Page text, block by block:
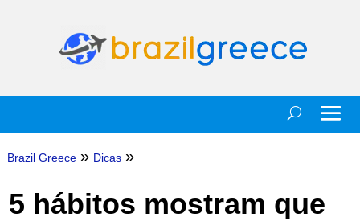
Brazil Greece » Dicas »
5 hábitos mostram que